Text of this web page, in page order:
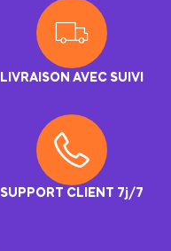
LIVRAISON AVEC SUIVI
SUPPORT CLIENT 7j/7